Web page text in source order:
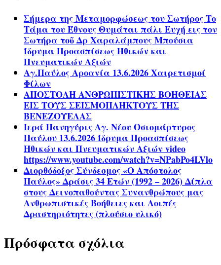
Σήμερα της Μεταμορφώσεως του Σωτήρος Το
Τάμα του Έθνους Θυμάται πάλι Ευχή εις τον
Σωτήρα τοῦ Δρ Χαραλάμπους Μπούσια
Ίδρυμα Προασπίσεως Ηθικών και
Πνευματικών Αξιών
Αγ.Παύλος Αροανία 13.6.2026 Χαιρετισμοί
Φίλων
ΑΠΟΣΤΟΛΗ ΑΝΘΡΩΠΙΣΤΙΚΗΣ ΒΟΗΘΕΙΑΣ
ΕΙΣ ΤΟΥΣ ΣΕΙΣΜΟΠΛΗΚΤΟΥΣ ΤΗΣ
ΒΕΝΕΖΟΥΕΛΑΣ
Ιερά Πανηγύρις Αγ. Νέου Οσιομάρτυρος
Παύλου 13.6.2026 Ίδρυμα Προασπίσεως
Ηθικών και Πνευματικών Αξιών video
https://www.youtube.com/watch?v=NPabPo4LVlo
Διορθόδοξος Σύνδεσμος «Ο Απόστολος
Παύλος» Δράσις 34 Ετών (1992 – 2026) Δίπλα
στους Δεινοπαθούντας Συνανθρώπους μας
Ανθρωπιστικές Βοήθειες και Λοιπές
Δραστηριότητες (πλούσιο υλικό)
Πρόσφατα σχόλια